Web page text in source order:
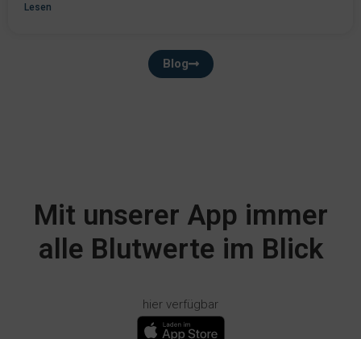
Lesen
Blog
Mit unserer App immer
alle Blutwerte im Blick
hier verfügbar